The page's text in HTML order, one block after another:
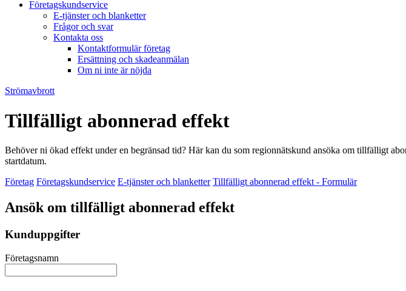
Företagskundservice
E-tjänster och blanketter
Frågor och svar
Kontakta oss
Kontaktformulär företag
Ersättning och skadeanmälan
Om ni inte är nöjda
Strömavbrott
Tillfälligt abonnerad effekt
Behöver ni ökad effekt under en begränsad tid? Här kan du som regionnätskund ansöka om tillfälligt
startdatum.
Företag Företagskundservice E-tjänster och blanketter Tillfälligt abonnerad effekt - Formulär
Ansök om tillfälligt abonnerad effekt
Kunduppgifter
Företagsnamn